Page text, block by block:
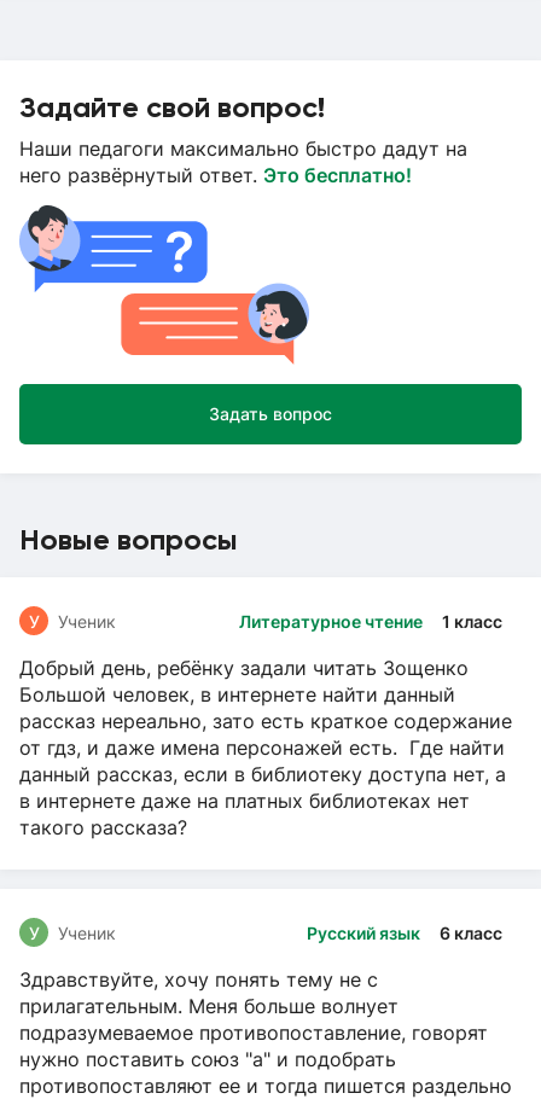
Задайте свой вопрос!
Наши педагоги максимально быстро дадут на
него развёрнутый ответ. Это бесплатно!
Задать вопрос
Новые вопросы
Литературное чтение 1 класс
У Ученик
Добрый день, ребёнку задали читать Зощенко
Большой человек, в интернете найти данный
рассказ нереально, зато есть краткое содержание
от гдз, и даже имена персонажей есть. Где найти
данный рассказ, если в библиотеку доступа нет, а
в интернете даже на платных библиотеках нет
такого рассказа?
Русский язык 6 класс
У Ученик
Здравствуйте, хочу понять тему не с
прилагательным. Меня больше волнует
подразумеваемое противопоставление, говорят
нужно поставить союз "а" и подобрать
противопоставляют ее и тогда пишется раздельно